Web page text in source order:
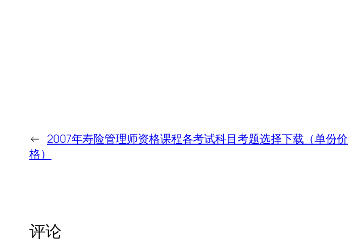
← 2007年寿险管理师资格课程各考试科目考题选择下载（单份价
格）
评论